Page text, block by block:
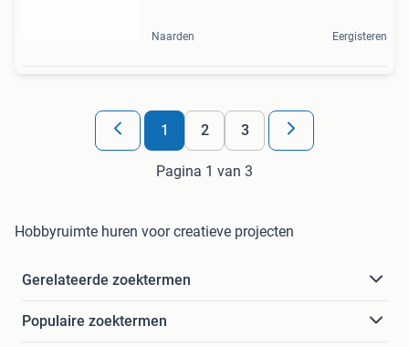
Naarden Eergisteren
1 2 3
Pagina 1 van 3
Hobbyruimte huren voor creatieve projecten
Gerelateerde zoektermen
Populaire zoektermen